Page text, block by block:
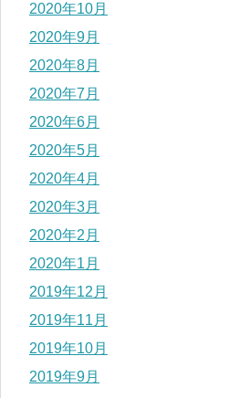
2020年10月
2020年9月
2020年8月
2020年7月
2020年6月
2020年5月
2020年4月
2020年3月
2020年2月
2020年1月
2019年12月
2019年11月
2019年10月
2019年9月